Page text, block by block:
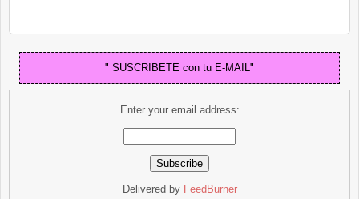
" SUSCRIBETE con tu E-MAIL"
Enter your email address:
Delivered by FeedBurner